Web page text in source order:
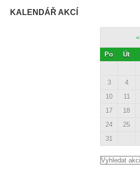
KALENDÁŘ AKCÍ
«
Po Út
3
4
10
11
17
18
24
25
31